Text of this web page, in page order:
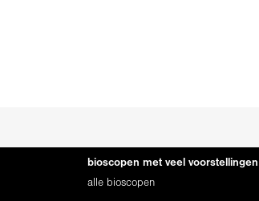
bioscopen met veel voorstellingen
alle bioscopen